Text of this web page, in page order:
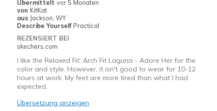
Übermittelt vor 5 Monaten
von KitKat
aus Jackson, WY
Describe Yourself Practical
REZENSIERT BEI
skechers.com
I like the Relaxed Fit: Arch Fit Laguna - Adore Her for the
color and style. However, it isn't good to wear for 10-12
hours at work. My feet are more tired than what I had
expected.
Übersetzung anzeigen